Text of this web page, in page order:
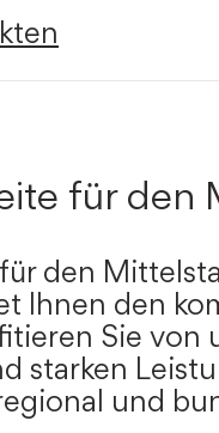
für den
den
Ihnen den
Sie von
starken
und